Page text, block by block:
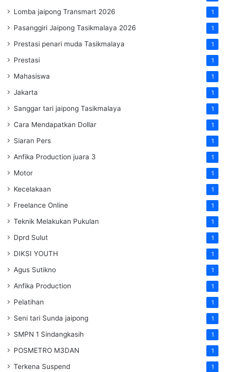
Lomba jaipong Transmart 2026 1
Pasanggiri Jaipong Tasikmalaya 2026 1
Prestasi penari muda Tasikmalaya 1
Prestasi 1
Mahasiswa 1
Jakarta 1
Sanggar tari jaipong Tasikmalaya 1
Cara Mendapatkan Dollar 1
Siaran Pers 1
Anfika Production juara 3 1
Motor 1
Kecelakaan 1
Freelance Online 1
Teknik Melakukan Pukulan 1
Dprd Sulut 1
DIKSI YOUTH 1
Agus Sutikno 1
Anfika Production 1
Pelatihan 1
Seni tari Sunda jaipong 1
SMPN 1 Sindangkasih 1
POSMETRO M3DAN 1
Terkena Suspend 1